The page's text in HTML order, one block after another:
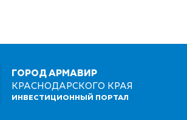
ГОРОД АРМАВИР
КРАСНОДАРСКОГО КРАЯ
ИНВЕСТИЦИОННЫЙ ПОРТАЛ